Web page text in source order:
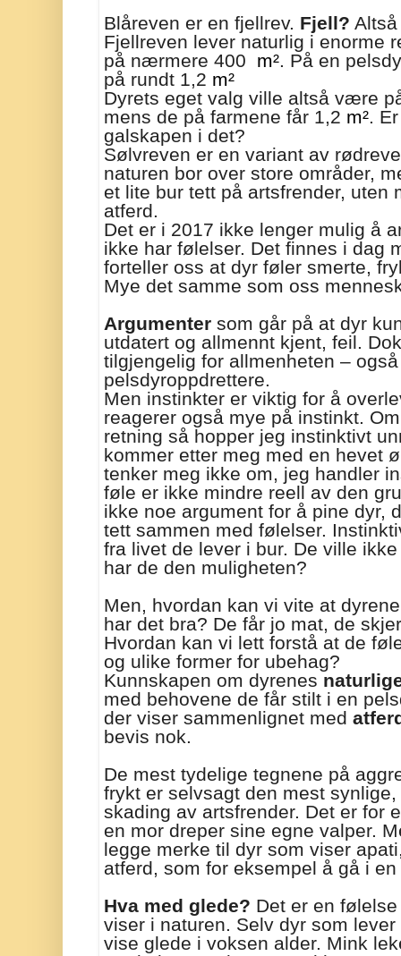
Blåreven er en fjellrev. Fjell?
Fjellreven lever naturlig i enorme
på nærmere 400 m². På en
på rundt 1,2 m²
Dyrets eget valg ville altså være
mens de på farmene får 1,2 m².
galskapen i det?
Sølvreven er en variant av
naturen bor over store områder,
et lite bur tett på artsfrender, uten
atferd.
Det er i 2017 ikke lenger mulig å
ikke har følelser. Det finnes i dag
forteller oss at dyr føler smerte,
Mye det samme som oss
Argumenter som går på at dyr
utdatert og allmennt kjent, feil.
tilgjengelig for allmenheten –
pelsdyroppdrettere.
Men instinkter er viktig for å
reagerer også mye på instinkt.
retning så hopper jeg instinktivt
kommer etter meg med en hevet
tenker meg ikke om, jeg handler
føle er ikke mindre reell av den
ikke noe argument for å pine dyr,
tett sammen med følelser.
fra livet de lever i bur. De ville
har de den muligheten?
Men, hvordan kan vi vite at
har det bra? De får jo mat, de
Hvordan kan vi lett forstå at de
og ulike former for ubehag?
Kunnskapen om dyrenes
med behovene de får stilt i en
der viser sammenlignet med
bevis nok.
De mest tydelige tegnene på
frykt er selvsagt den mest
skading av artsfrender. Det er for
en mor dreper sine egne valper.
legge merke til dyr som viser
atferd, som for eksempel å gå i
Hva med glede? Det er en
viser i naturen. Selv dyr som
vise glede i voksen alder. Mink